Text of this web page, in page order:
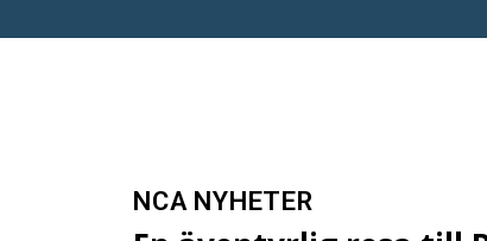
NCA NYHETER